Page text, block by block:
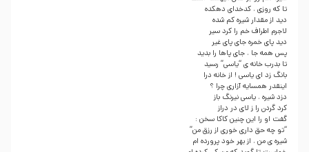
تا که روزی ، کدخدای دهکده
دید از مقدار شیره کم شده
لاجرم اطراف خم را کرد سیر
دید پای خمره جای پای غیر
پس همه جا ، جای پاها را بدید
تا بدرب خانه ی “یاسی” رسید
بانگ زد ای یاسی ! از خانه درا
اینقدر همسایه آزاری چرا ؟
دزد شیره ، یاسی نیرنگ باز
کرد گردن را ز لای در دراز
گفت او را این چنین کاکا سخن :
“تو چه حق داری خوری از رزق من”
شیره ی من ، از بهر خود پرورده ام